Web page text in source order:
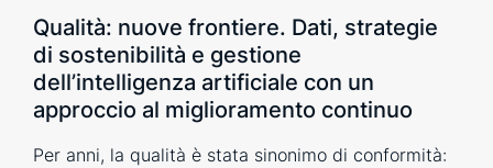
Qualità: nuove frontiere. Dati, strategie
di sostenibilità e gestione
dell’intelligenza artificiale con un
approccio al miglioramento continuo
Per anni, la qualità è stata sinonimo di conformità: